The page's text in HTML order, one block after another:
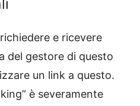
e ricevere
del gestore di questo
un link a questo.
è severamente